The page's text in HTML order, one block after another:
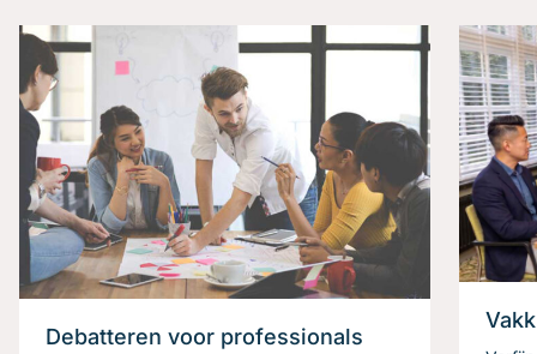
Debatteren voor professionals